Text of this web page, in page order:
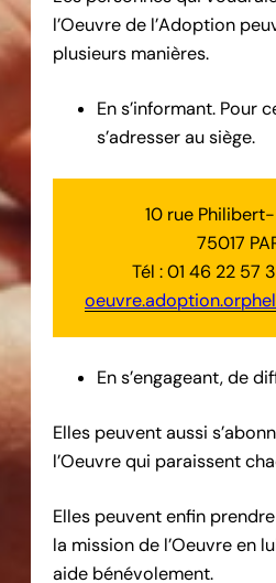
l’Oeuvre de l’Adoption
plusieurs manières.
En s’informant. Pour
s’adresser au siège.
10 rue
75017
Tél : 01 46 22 57
En s’engageant, de
Elles peuvent aussi
l’Oeuvre qui paraissent
Elles peuvent enfin
la mission de l’Oeuvre en
aide bénévolement.